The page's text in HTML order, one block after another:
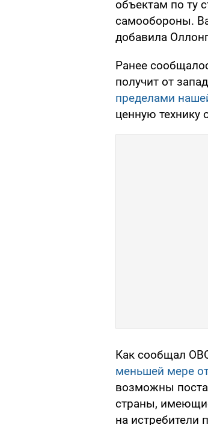
объектам по ту
самообороны.
добавила
Ранее
получит от
пределами
ценную технику
Как сообщал
меньшей мере
возможны
страны,
на истребители